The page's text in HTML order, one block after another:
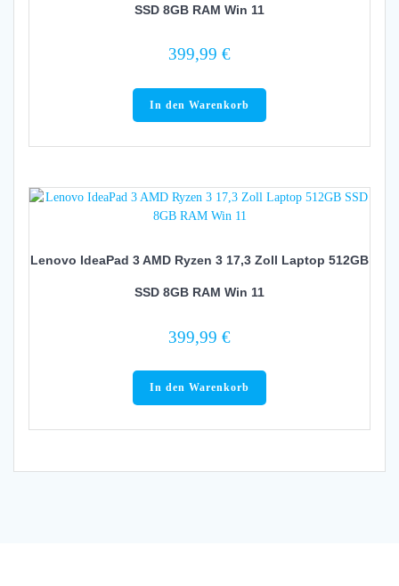
SSD 8GB RAM Win 11
399,99 €
In den Warenkorb
Lenovo IdeaPad 3 AMD Ryzen 3 17,3 Zoll Laptop 512GB
SSD 8GB RAM Win 11
399,99 €
In den Warenkorb